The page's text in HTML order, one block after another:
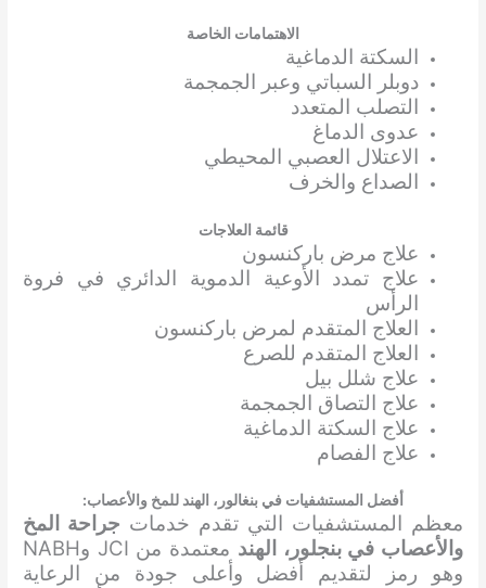
الاهتمامات الخاصة
السكتة الدماغية
دوبلر السباتي وعبر الجمجمة
التصلب المتعدد
عدوى الدماغ
الاعتلال العصبي المحيطي
الصداع والخرف
قائمة العلاجات
علاج مرض باركنسون
علاج تمدد الأوعية الدموية الدائري في فروة
الرأس
العلاج المتقدم لمرض باركنسون
العلاج المتقدم للصرع
علاج شلل بيل
علاج التصاق الجمجمة
علاج السكتة الدماغية
علاج الفصام
أفضل المستشفيات في بنغالور، الهند للمخ والأعصاب:
معظم المستشفيات التي تقدم خدمات جراحة المخ
والأعصاب في بنجلور، الهند
معتمدة من JCI وNABH
وهو رمز لتقديم أفضل وأعلى جودة من الرعاية